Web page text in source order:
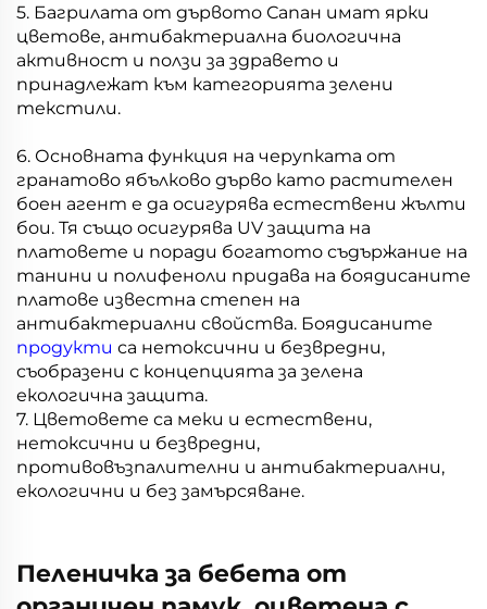
5. Багрилата от дървото Сапан имат ярки
цветове, антибактериална биологична
активност и ползи за здравето и
принадлежат към категорията зелени
текстили.
6. Основната функция на черупката от
гранатово ябълково дърво като растителен
боен агент е да осигурява естествени жълти
бои. Тя също осигурява UV защита на
платовете и поради богатото съдържание на
танини и полифеноли придава на боядисаните
платове известна степен на
антибактериални свойства. Боядисаните
продукти са нетоксични и безвредни,
съобразени с концепцията за зелена
екологична защита.
7. Цветовете са меки и естествени,
нетоксични и безвредни,
противовъзпалителни и антибактериални,
екологични и без замърсяване.
Пеленичка за бебета от